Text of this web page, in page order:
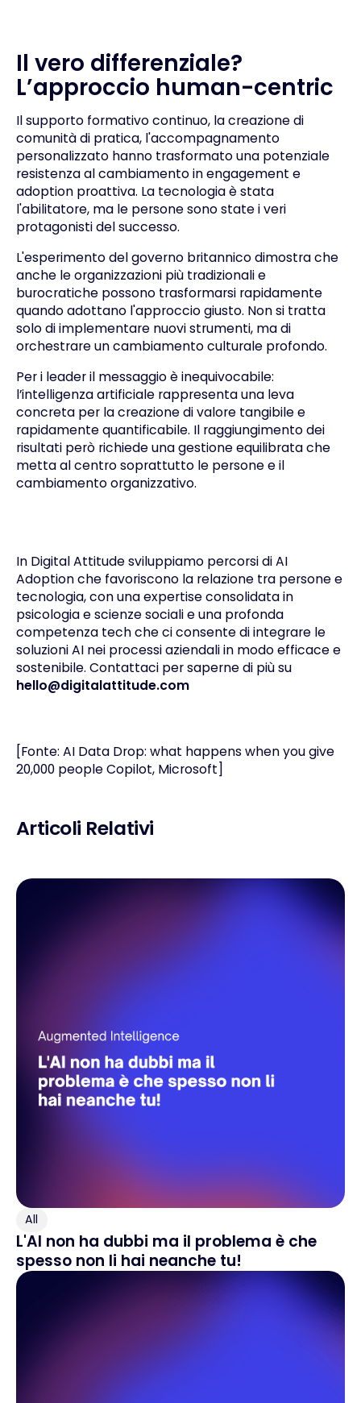
Il vero differenziale?
L’approccio human-centric
Il supporto formativo continuo, la creazione di
comunità di pratica, l'accompagnamento
personalizzato hanno trasformato una potenziale
resistenza al cambiamento in engagement e
adoption proattiva. La tecnologia è stata
l'abilitatore, ma le persone sono state i veri
protagonisti del successo.
L'esperimento del governo britannico dimostra che
anche le organizzazioni più tradizionali e
burocratiche possono trasformarsi rapidamente
quando adottano l'approccio giusto. Non si tratta
solo di implementare nuovi strumenti, ma di
orchestrare un cambiamento culturale profondo.
Per i leader il messaggio è inequivocabile:
l’intelligenza artificiale rappresenta una leva
concreta per la creazione di valore tangibile e
rapidamente quantificabile. Il raggiungimento dei
risultati però richiede una gestione equilibrata che
metta al centro soprattutto le persone e il
cambiamento organizzativo.
In Digital Attitude sviluppiamo percorsi di AI
Adoption che favoriscono la relazione tra persone e
tecnologia, con una expertise consolidata in
psicologia e scienze sociali e una profonda
competenza tech che ci consente di integrare le
soluzioni AI nei processi aziendali in modo efficace e
sostenibile. Contattaci per saperne di più su
hello@digitalattitude.com
[Fonte: AI Data Drop: what happens when you give
20,000 people Copilot, Microsoft]
Articoli Relativi
All
L'AI non ha dubbi ma il problema è che
spesso non li hai neanche tu!